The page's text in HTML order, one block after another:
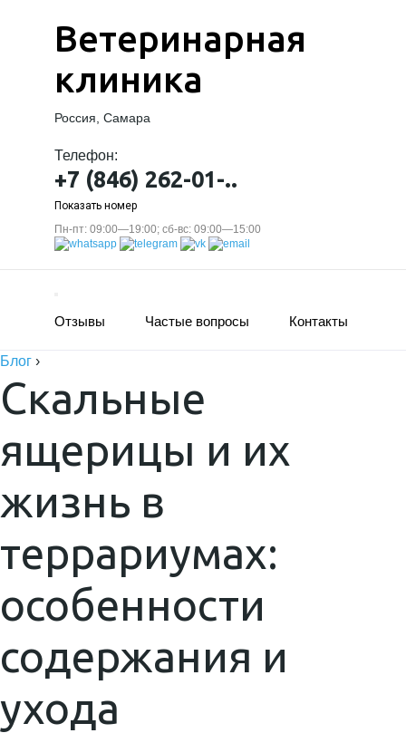
Ветеринарная
клиника
Россия, Самара
Телефон:
+7 (846) 262-01-..
Показать номер
Пн-пт: 09:00—19:00; сб-вс: 09:00—15:00
Отзывы Частые вопросы Контакты
Блог ›
Скальные
ящерицы и их
жизнь в
террариумах:
особенности
содержания и
ухода